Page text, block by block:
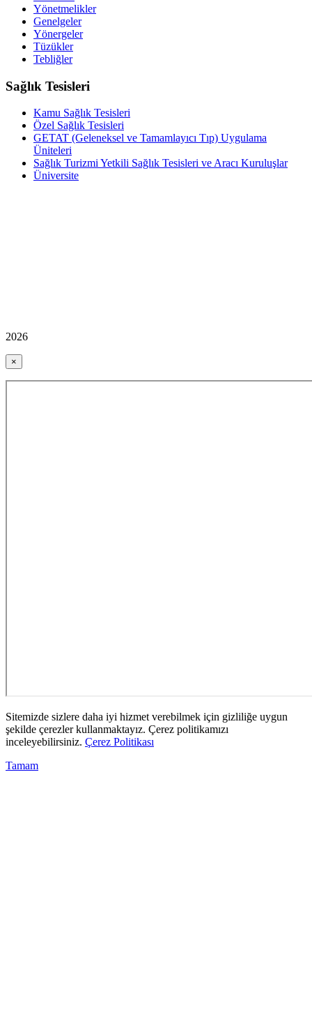
Yönetmelikler
Genelgeler
Yönergeler
Tüzükler
Tebliğler
Sağlık Tesisleri
Kamu Sağlık Tesisleri
Özel Sağlık Tesisleri
GETAT (Geleneksel ve Tamamlayıcı Tıp) Uygulama
Üniteleri
Sağlık Turizmi Yetkili Sağlık Tesisleri ve Aracı Kuruluşlar
Üniversite
2026
×
Sitemizde sizlere daha iyi hizmet verebilmek için gizliliğe uygun
şekilde çerezler kullanmaktayız. Çerez politikamızı
inceleyebilirsiniz. Çerez Politikası
Tamam